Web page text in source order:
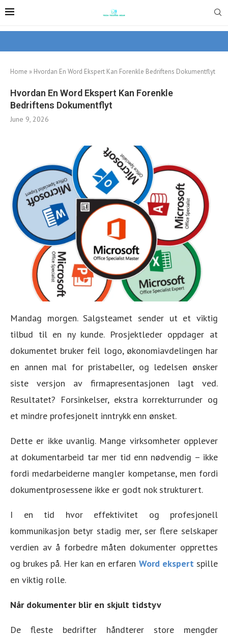
Home » Hvordan En Word Ekspert Kan Forenkle Bedriftens Dokumentflyt
Hvordan En Word Ekspert Kan Forenkle
Bedriftens Dokumentflyt
June 9, 2026
Mandag morgen. Salgsteamet sender ut et viktig
tilbud til en ny kunde. Prosjektleder oppdager at
dokumentet bruker feil logo, økonomiavdelingen har
en annen mal for pristabeller, og ledelsen ønsker
siste versjon av firmapresentasjonen lagt ved.
Resultatet? Forsinkelser, ekstra korrekturrunder og
et mindre profesjonelt inntrykk enn ønsket.
Dette er ikke uvanlig. Mange virksomheter opplever
at dokumentarbeid tar mer tid enn nødvendig – ikke
fordi medarbeiderne mangler kompetanse, men fordi
dokumentprosessene ikke er godt nok strukturert.
I en tid hvor effektivitet og profesjonell
kommunikasjon betyr stadig mer, ser flere selskaper
verdien av å forbedre måten dokumenter opprettes
og brukes på. Her kan en erfaren Word ekspertspille
en viktig rolle.
Når dokumenter blir en skjult tidstyv
De fleste bedrifter håndterer store mengder